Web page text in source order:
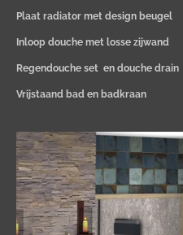
Plaat radiator met design beugel
Inloop douche met losse zijwand
Regendouche set en douche drain
Vrijstaand bad en badkraan